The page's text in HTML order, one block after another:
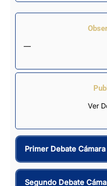
—
Ver
Primer Debate Cámara
Segundo Debate